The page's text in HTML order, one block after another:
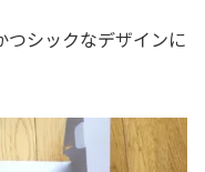
シックなデザインに